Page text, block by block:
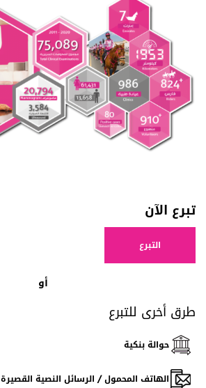
تبرع الآن
التبرع
أو
طرق أخرى للتبرع
حوالة بنكية
الهاتف المحمول / الرسائل النصية القصيرة